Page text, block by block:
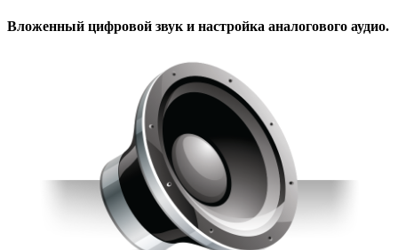
Вложенный цифровой звук и настройка аналогового аудио.